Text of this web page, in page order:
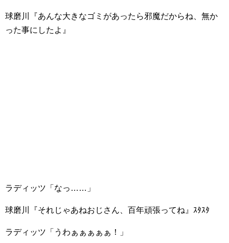
球磨川『あんな大きなゴミがあったら邪魔だからね、無か
った事にしたよ』
ラディッツ「なっ……」
球磨川『それじゃあねおじさん、百年頑張ってね』ｽﾀｽﾀ
ラディッツ「うわぁぁぁぁぁ！」